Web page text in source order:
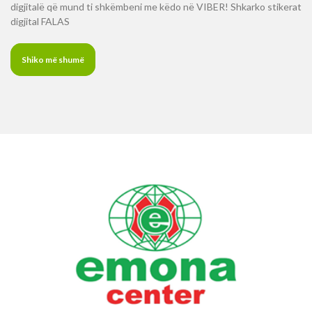
digjitalë që mund ti shkëmbeni me këdo në VIBER! Shkarko stikerat
digjital FALAS
Shiko më shumë